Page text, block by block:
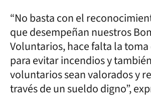
“No basta con el
que desempeñan nuestros
Voluntarios, hace falta la
para evitar incendios y
voluntarios sean valorados y
través de un sueldo digno”,